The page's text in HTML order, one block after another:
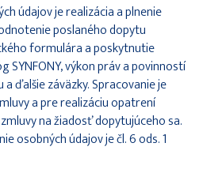
údajov je realizácia a plnenie
poslaného dopytu
formulára a poskytnutie
výkon práv a povinností
ďalšie záväzky. Spracovanie je
a pre realizáciu opatrení
na žiadosť dopytujúceho sa.
osobných údajov je čl. 6 ods. 1